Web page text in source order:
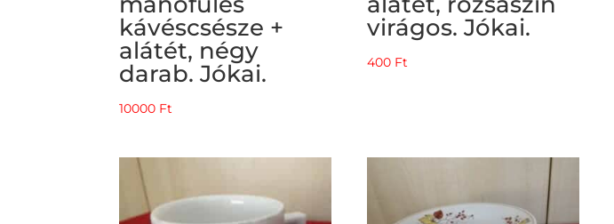
kávéscsésze +
alátét, négy
darab. Jókai.
10000 Ft
virágos. Jókai.
400 Ft